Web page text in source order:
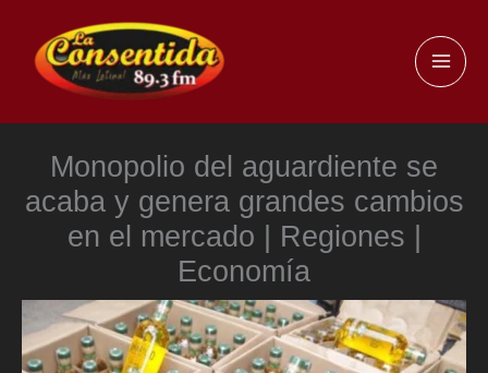
contenido
Monopolio del aguardiente se
acaba y genera grandes cambios
en el mercado | Regiones |
Economía